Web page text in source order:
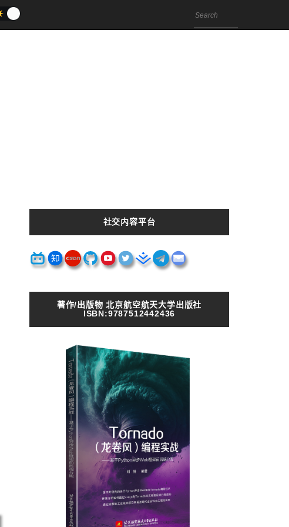
社交内容平台
著作/出版物 北京航空航天大学出版社
ISBN:9787512442436